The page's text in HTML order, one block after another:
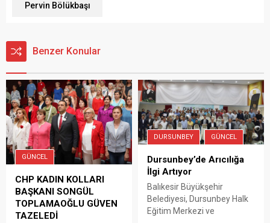
Pervin Bölükbaşı
Benzer Konular
GÜNCEL
CHP KADIN KOLLARI
BAŞKANI SONGÜL
TOPLAMAOĞLU GÜVEN
TAZELEDİ
DURSUNBEY GÜNCEL
Dursunbey’de Arıcılığa
İlgi Artıyor
Balıkesir Büyükşehir
Belediyesi, Dursunbey Halk
Eğitim Merkezi ve